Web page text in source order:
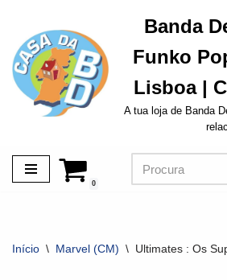
Avançar
para
o
conteúdo
Banda
Funko
Lisboa |
A tua loja de Banda
0
Início \ Marvel (CM) \ Ultimates : Os